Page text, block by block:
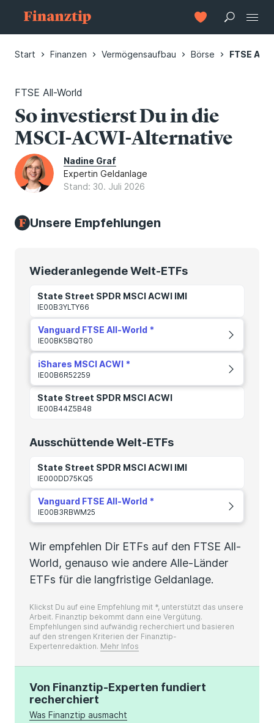
Start Finanzen Vermögensaufbau Börse FTSE All-
FTSE All-World
So investierst Du in die
MSCI-ACWI-Alternative
Nadine Graf
Expertin Geldanlage
Stand: 30. Juli 2026
Unsere Empfehlungen
Wiederanlegende Welt-ETFs
State Street SPDR MSCI ACWI IMI
IE00B3YLTY66
Vanguard FTSE All-World
IE00BK5BQT80
iShares MSCI ACWI
IE00B6R52259
State Street SPDR MSCI ACWI
IE00B44Z5B48
Ausschüttende Welt-ETFs
State Street SPDR MSCI ACWI IMI
IE000DD75KQ5
Vanguard FTSE All-World
IE00B3RBWM25
Wir empfehlen Dir ETFs auf den FTSE All-
World, genauso wie andere Alle-Länder
ETFs für die langfristige Geldanlage.
Klickst Du auf eine Empfehlung mit *, unterstützt das unsere
Arbeit. Finanztip bekommt dann eine Vergütung.
Empfehlungen sind aufwändig recherchiert und basieren
auf den strengen Kriterien der Finanztip-
Expertenredaktion. Mehr Infos
Von Finanztip-Experten fundiert
recherchiert
Was Finanztip ausmacht